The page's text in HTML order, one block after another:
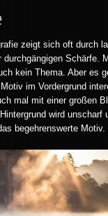
zeigt sich oft durch
durchgängigen Schärfe.
kein Thema. Aber es
im Vordergrund
mal mit einer großen
wird unscharf
begehrenswerte Motiv.